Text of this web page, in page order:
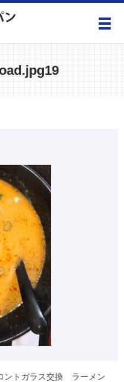
メ
ントガラス交換 ラーメン